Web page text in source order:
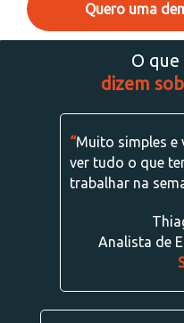
Quero uma
O
dizem
“Muito simples e
ver tudo o que
trabalhar na
Analista de